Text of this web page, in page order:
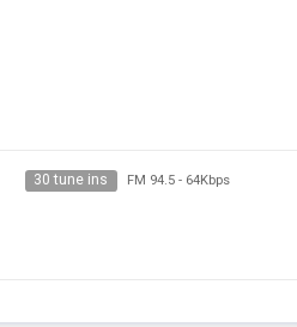
30 tune ins FM 94.5- 64Kbps